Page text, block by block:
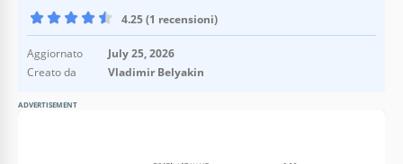
4.25 (1 recensioni)
Aggiornato
July 25, 2026
Creato da
Vladimir Belyakin
ADVERTISEMENT